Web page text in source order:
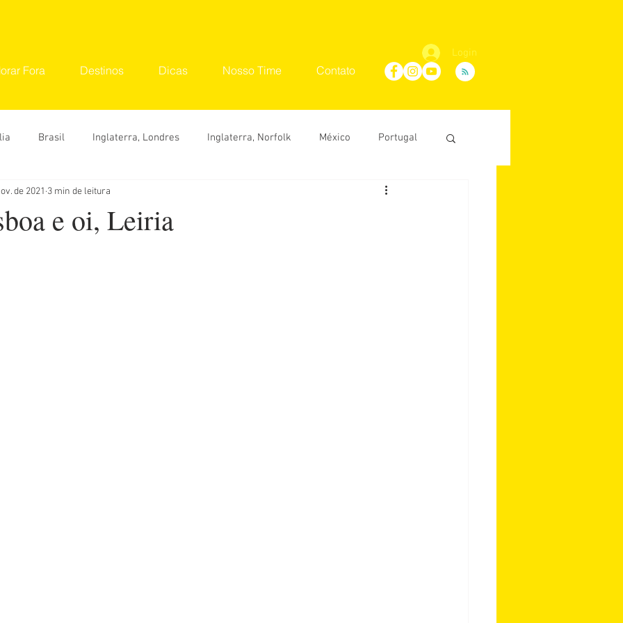
Fora Destinos Dicas Nosso Time Contato
Login
Brasil Inglaterra, Londres Inglaterra, Norfolk México Portugal
Seu Lugar
e oi, Leiria
de 2021 3 min de leitura